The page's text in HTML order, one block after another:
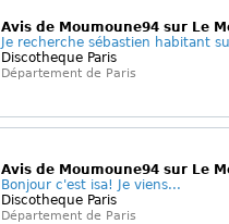
Avis de Moumoune94 sur Le
Je recherche sébastien habitant
Discotheque Paris
Département de Paris
Avis de Moumoune94 sur Le
Bonjour c'est isa! Je viens...
Discotheque Paris
Département de Paris